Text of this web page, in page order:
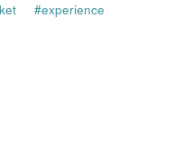
#experience